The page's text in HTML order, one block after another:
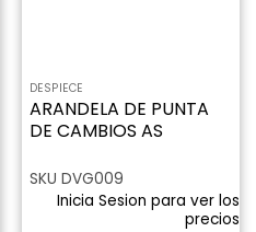
DESPIECE
ARANDELA DE PUNTA
DE CAMBIOS AS
SKU DVG009
Inicia Sesion para ver los
precios